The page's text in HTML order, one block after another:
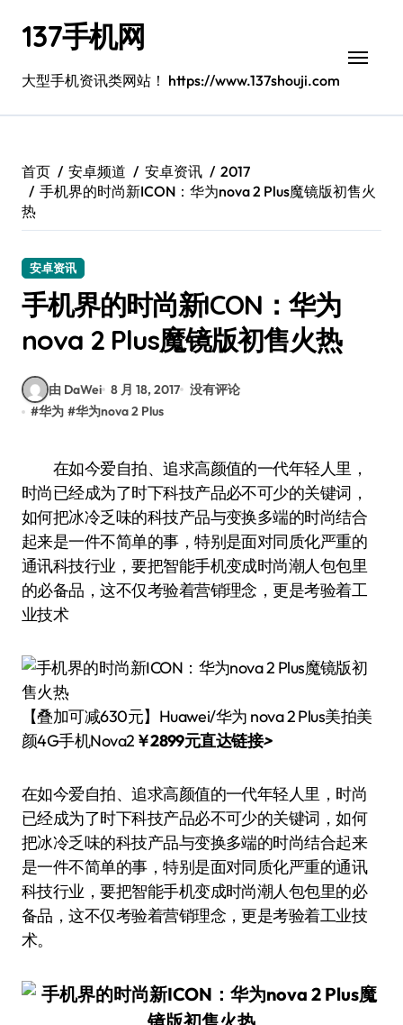
137手机网
大型手机资讯类网站！ https://www.137shouji.com
首页 安卓频道 安卓资讯
2017
手机界的时尚新ICON：华为nova 2 Plus魔镜版初售火
热
安卓资讯
手机界的时尚新ICON：华为
nova 2 Plus魔镜版初售火热
由 DaWei 8 月 18, 2017 没有评论
#华为 #华为nova 2 Plus
在如今爱自拍、追求高颜值的一代年轻人里，
时尚已经成为了时下科技产品必不可少的关键词，
如何把冰冷乏味的科技产品与变换多端的时尚结合
起来是一件不简单的事，特别是面对同质化严重的
通讯科技行业，要把智能手机变成时尚潮人包包里
的必备品，这不仅考验着营销理念，更是考验着工
业技术
【叠加可减630元】Huawei/华为 nova 2 Plus美拍美
颜4G手机Nova2 ￥2899元直达链接>
在如今爱自拍、追求高颜值的一代年轻人里，时尚
已经成为了时下科技产品必不可少的关键词，如何
把冰冷乏味的科技产品与变换多端的时尚结合起来
是一件不简单的事，特别是面对同质化严重的通讯
科技行业，要把智能手机变成时尚潮人包包里的必
备品，这不仅考验着营销理念，更是考验着工业技
术。